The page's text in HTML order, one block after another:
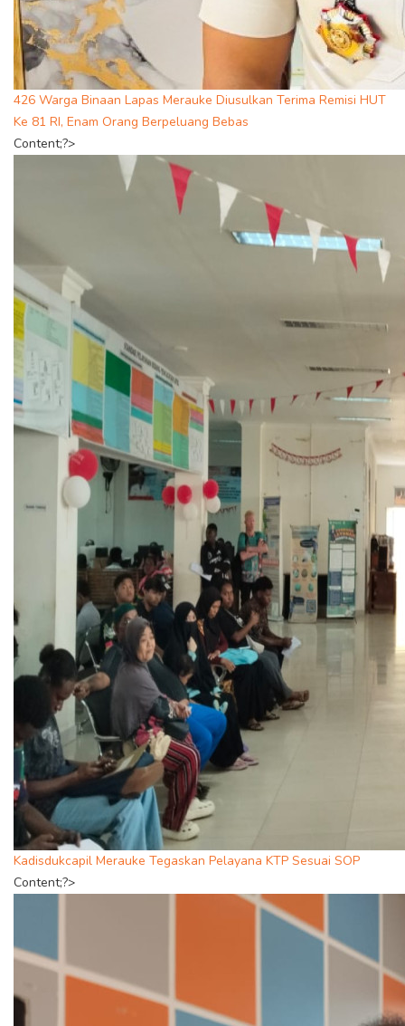
426 Warga Binaan Lapas Merauke Diusulkan Terima Remisi HUT
Ke 81 RI, Enam Orang Berpeluang Bebas
Content;?>
Kadisdukcapil Merauke Tegaskan Pelayana KTP Sesuai SOP
Content;?>